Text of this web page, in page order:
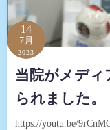
14
7月
2023
当院がメデ
られました。
https://youtu.be/